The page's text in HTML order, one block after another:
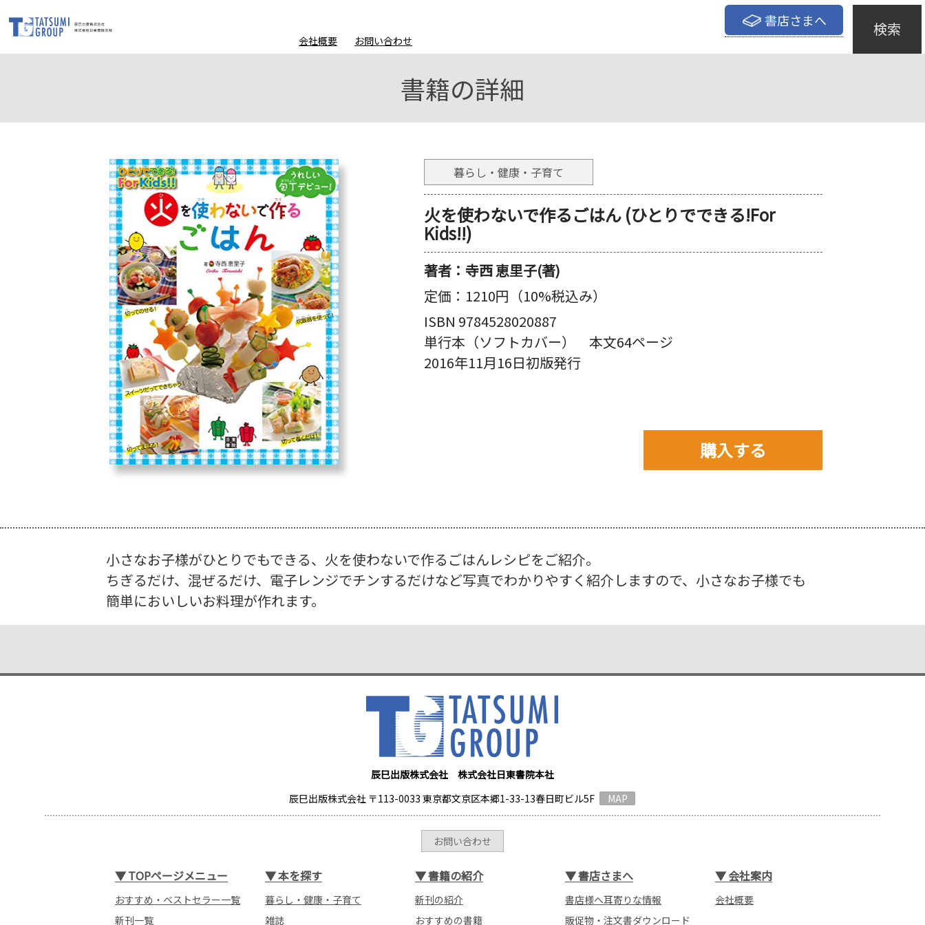
書店さまへ
会社概要 お問い合わせ
検索
書籍の詳細
暮らし・健康・子育て
火を使わないで作るごはん (ひとりでできる!For
Kids!!)
著者：寺西 恵里子(著)
定価： 1210円（10%税込み）
ISBN 9784528020887
単行本（ソフトカバー） 本文64ページ
2016年11月16日初版発行
購入する
小さなお子様がひとりでもできる、火を使わないで作るごはんレシピをご紹介。
ちぎるだけ、混ぜるだけ、電子レンジでチンするだけなど写真でわかりやすく紹介しますので、小さなお子様でも
簡単においしいお料理が作れます。
辰巳出版株式会社 株式会社日東書院本社
辰巳出版株式会社 〒113-0033 東京都文京区本郷1-33-13春日町ビル5F
MAP
お問い合わせ
▼TOPページメニュー
おすすめ・ベストセラー一覧
新刊一覧
▼本を探す
暮らし・健康・子育て
雑誌
▼書籍の紹介
新刊の紹介
おすすめの書籍
▼書店さまへ
書店様へ耳寄りな情報
販促物・注文書ダウンロード
▼会社案内
会社概要